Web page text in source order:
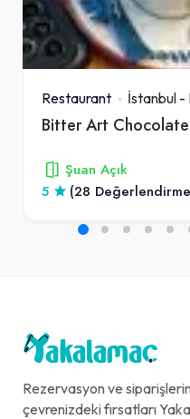
Restaurant İstanbul -
Bitter Art
Şuan Açık
5
(28
Rezervasyon ve
çevrenizdeki fırsatları